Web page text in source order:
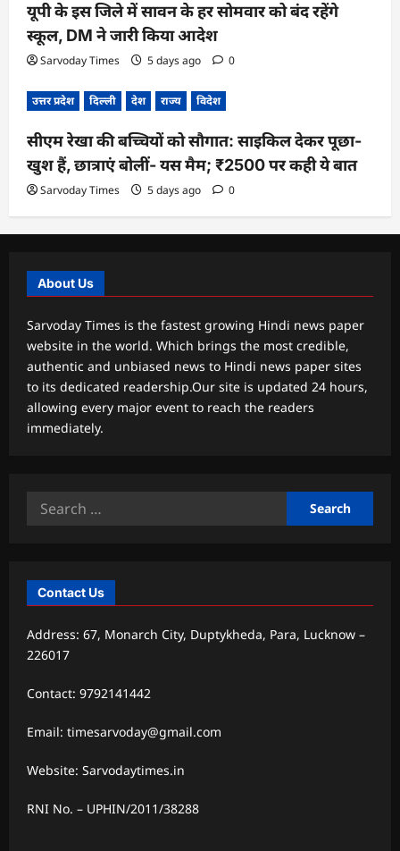
यूपी के इस जिले में सावन के हर सोमवार को बंद रहेंगे
स्कूल, DM ने जारी किया आदेश
Sarvoday Times 5 days ago 0
उत्तर प्रदेश दिल्ली देश राज्य विदेश
सीएम रेखा की बच्चियों को सौगात: साइकिल देकर पूछा-
खुश हैं, छात्राएं बोलीं- यस मैम; ₹2500 पर कही ये बात
Sarvoday Times 5 days ago 0
About Us
Sarvoday Times is the fastest growing Hindi news paper
website in the world. Which brings the most credible,
authentic and unbiased news to Hindi news paper sites
to its dedicated readership.Our site is updated 24 hours,
allowing every major event to reach the readers
immediately.
Search
Contact Us
Address: 67, Monarch City, Duptykheda, Para, Lucknow –
226017
Contact: 9792141442
Email: timesarvoday@gmail.com
Website: Sarvodaytimes.in
RNI No. – UPHIN/2011/38288